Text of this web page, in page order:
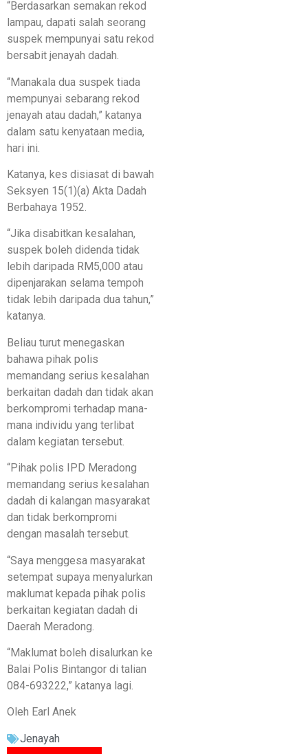
“Berdasarkan semakan rekod
lampau, dapati salah seorang
suspek mempunyai satu rekod
bersabit jenayah dadah.
“Manakala dua suspek tiada
mempunyai sebarang rekod
jenayah atau dadah,” katanya
dalam satu kenyataan media,
hari ini.
Katanya, kes disiasat di bawah
Seksyen 15(1)(a) Akta Dadah
Berbahaya 1952.
“Jika disabitkan kesalahan,
suspek boleh didenda tidak
lebih daripada RM5,000 atau
dipenjarakan selama tempoh
tidak lebih daripada dua tahun,”
katanya.
Beliau turut menegaskan
bahawa pihak polis
memandang serius kesalahan
berkaitan dadah dan tidak akan
berkompromi terhadap mana-
mana individu yang terlibat
dalam kegiatan tersebut.
“Pihak polis IPD Meradong
memandang serius kesalahan
dadah di kalangan masyarakat
dan tidak berkompromi
dengan masalah tersebut.
“Saya menggesa masyarakat
setempat supaya menyalurkan
maklumat kepada pihak polis
berkaitan kegiatan dadah di
Daerah Meradong.
“Maklumat boleh disalurkan ke
Balai Polis Bintangor di talian
084-693222,” katanya lagi.
Oleh Earl Anek
Jenayah